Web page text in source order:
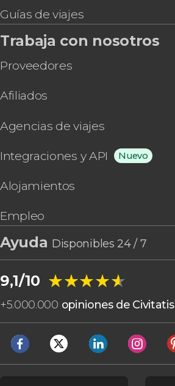
Guías de viajes
Trabaja con nosotros
Proveedores
Afiliados
Agencias de viajes
Integraciones y API Nuevo
Alojamientos
Empleo
Ayuda Disponibles 24 / 7
9,1/10 ★★★★★
★★★★★
+5.000.000 opiniones de Civitatis